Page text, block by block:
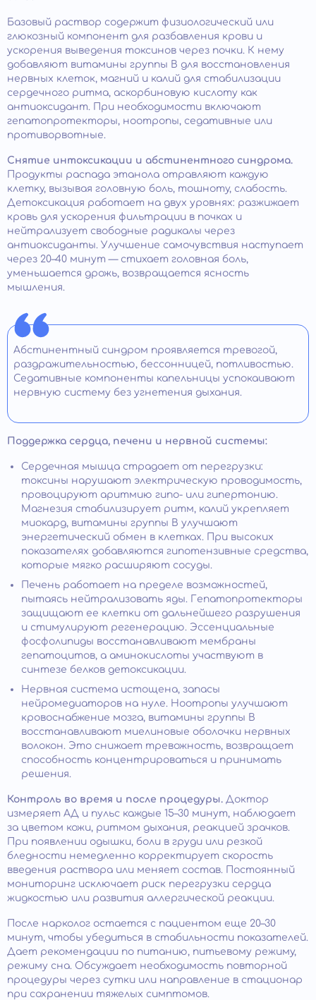
Базовый раствор содержит физиологический или
глюкозный компонент для разбавления крови и
ускорения выведения токсинов через почки. К нему
добавляют витамины группы B для восстановления
нервных клеток, магний и калий для стабилизации
сердечного ритма, аскорбиновую кислоту как
антиоксидант. При необходимости включают
гепатопротекторы, ноотропы, седативные или
противорвотные.
Снятие интоксикации и абстинентного синдрома.
Продукты распада этанола отравляют каждую
клетку, вызывая головную боль, тошноту, слабость.
Детоксикация работает на двух уровнях: разжижает
кровь для ускорения фильтрации в почках и
нейтрализует свободные радикалы через
антиоксиданты. Улучшение самочувствия наступает
через 20–40 минут — стихает головная боль,
уменьшается дрожь, возвращается ясность
мышления.
Абстинентный синдром проявляется тревогой,
раздражительностью, бессонницей, потливостью.
Седативные компоненты капельницы успокаивают
нервную систему без угнетения дыхания.
Поддержка сердца, печени и нервной системы:
Сердечная мышца страдает от перегрузки:
токсины нарушают электрическую проводимость,
провоцируют аритмию гипо- или гипертонию.
Магнезия стабилизирует ритм, калий укрепляет
миокард, витамины группы B улучшают
энергетический обмен в клетках. При высоких
показателях добавляются гипотензивные средства,
которые мягко расширяют сосуды.
Печень работает на пределе возможностей,
пытаясь нейтрализовать яды. Гепатопротекторы
защищают ее клетки от дальнейшего разрушения
и стимулируют регенерацию. Эссенциальные
фосфолипиды восстанавливают мембраны
гепатоцитов, а аминокислоты участвуют в
синтезе белков детоксикации.
Нервная система истощена, запасы
нейромедиаторов на нуле. Ноотропы улучшают
кровоснабжение мозга, витамины группы B
восстанавливают миелиновые оболочки нервных
волокон. Это снижает тревожность, возвращает
способность концентрироваться и принимать
решения.
Контроль во время и после процедуры. Доктор
измеряет АД и пульс каждые 15–30 минут, наблюдает
за цветом кожи, ритмом дыхания, реакцией зрачков.
При появлении одышки, боли в груди или резкой
бледности немедленно корректирует скорость
введения раствора или меняет состав. Постоянный
мониторинг исключает риск перегрузки сердца
жидкостью или развития аллергической реакции.
После нарколог остается с пациентом еще 20–30
минут, чтобы убедиться в стабильности показателей.
Дает рекомендации по питанию, питьевому режиму,
режиму сна. Обсуждает необходимость повторной
процедуры через сутки или направление в стационар
при сохранении тяжелых симптомов.